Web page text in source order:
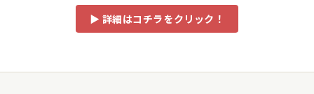
▶ 詳細はコチラをクリック！